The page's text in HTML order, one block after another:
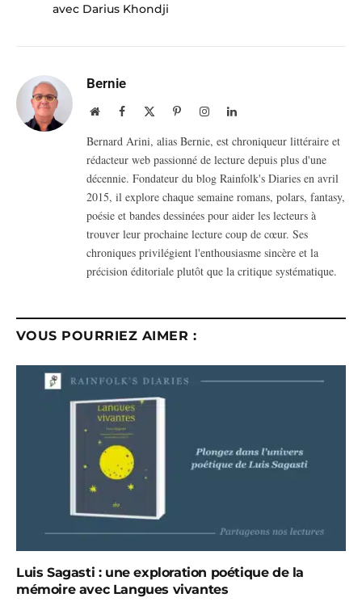
avec Darius Khondji
Bernie
WebsiteFacebook PinterestInstagramLinkedIn
Bernard Arini, alias Bernie, est chroniqueur littéraire et
rédacteur web passionné de lecture depuis plus d'une
décennie. Fondateur du blog Rainfolk's Diaries en avril
2015, il explore chaque semaine romans, polars, fantasy,
poésie et bandes dessinées pour aider les lecteurs à
trouver leur prochaine lecture coup de cœur. Ses
chroniques privilégient l'enthousiasme sincère et la
précision éditoriale plutôt que la critique systématique.
VOUS POURRIEZ AIMER :
Luis Sagasti : une exploration poétique de la
mémoire avec Langues vivantes